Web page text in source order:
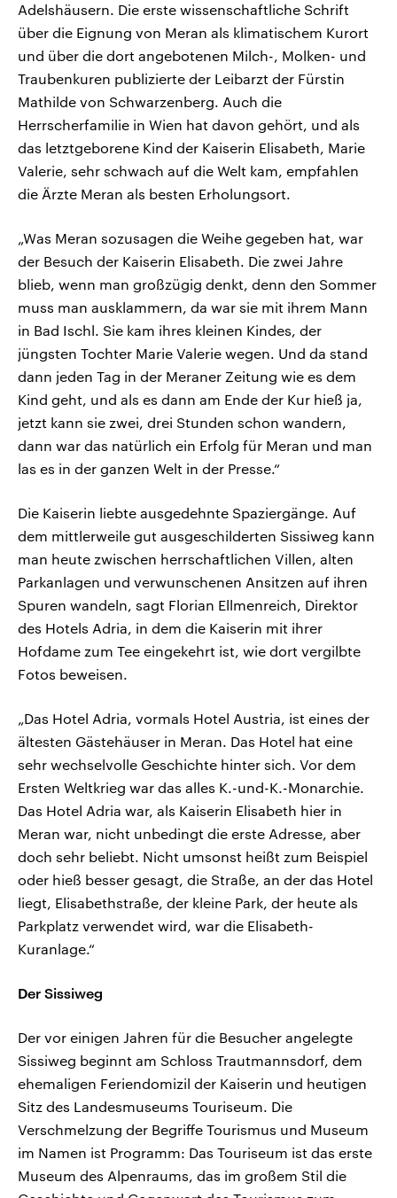
Adelshäusern. Die erste wissenschaftliche Schrift
über die Eignung von Meran als klimatischem Kurort
und über die dort angebotenen Milch-, Molken- und
Traubenkuren publizierte der Leibarzt der Fürstin
Mathilde von Schwarzenberg. Auch die
Herrscherfamilie in Wien hat davon gehört, und als
das letztgeborene Kind der Kaiserin Elisabeth, Marie
Valerie, sehr schwach auf die Welt kam, empfahlen
die Ärzte Meran als besten Erholungsort.
„Was Meran sozusagen die Weihe gegeben hat, war
der Besuch der Kaiserin Elisabeth. Die zwei Jahre
blieb, wenn man großzügig denkt, denn den Sommer
muss man ausklammern, da war sie mit ihrem Mann
in Bad Ischl. Sie kam ihres kleinen Kindes, der
jüngsten Tochter Marie Valerie wegen. Und da stand
dann jeden Tag in der Meraner Zeitung wie es dem
Kind geht, und als es dann am Ende der Kur hieß ja,
jetzt kann sie zwei, drei Stunden schon wandern,
dann war das natürlich ein Erfolg für Meran und man
las es in der ganzen Welt in der Presse.“
Die Kaiserin liebte ausgedehnte Spaziergänge. Auf
dem mittlerweile gut ausgeschilderten Sissiweg kann
man heute zwischen herrschaftlichen Villen, alten
Parkanlagen und verwunschenen Ansitzen auf ihren
Spuren wandeln, sagt Florian Ellmenreich, Direktor
des Hotels Adria, in dem die Kaiserin mit ihrer
Hofdame zum Tee eingekehrt ist, wie dort vergilbte
Fotos beweisen.
„Das Hotel Adria, vormals Hotel Austria, ist eines der
ältesten Gästehäuser in Meran. Das Hotel hat eine
sehr wechselvolle Geschichte hinter sich. Vor dem
Ersten Weltkrieg war das alles K.-und-K.-Monarchie.
Das Hotel Adria war, als Kaiserin Elisabeth hier in
Meran war, nicht unbedingt die erste Adresse, aber
doch sehr beliebt. Nicht umsonst heißt zum Beispiel
oder hieß besser gesagt, die Straße, an der das Hotel
liegt, Elisabethstraße, der kleine Park, der heute als
Parkplatz verwendet wird, war die Elisabeth-
Kuranlage.“
Der Sissiweg
Der vor einigen Jahren für die Besucher angelegte
Sissiweg beginnt am Schloss Trautmannsdorf, dem
ehemaligen Feriendomizil der Kaiserin und heutigen
Sitz des Landesmuseums Touriseum. Die
Verschmelzung der Begriffe Tourismus und Museum
im Namen ist Programm: Das Touriseum ist das erste
Museum des Alpenraums, das im großem Stil die